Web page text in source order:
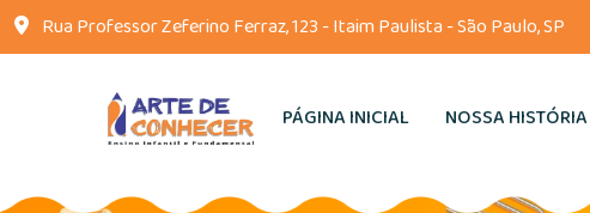
Rua Professor Zeferino Ferraz, 123 - Itaim Paulista - São Paulo, SP
PÁGINA INICIAL NOSSA HISTÓRIA